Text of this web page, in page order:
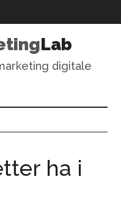
Lab
digitale
ha i